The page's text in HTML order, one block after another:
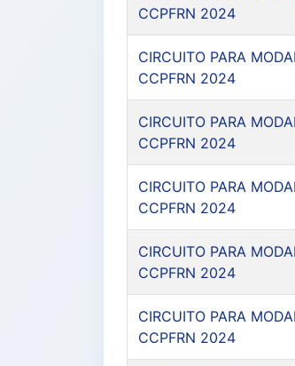
CCPFRN 2024
CIRCUITO PARA
CCPFRN 2024
CIRCUITO PARA
CCPFRN 2024
CIRCUITO PARA
CCPFRN 2024
CIRCUITO PARA
CCPFRN 2024
CIRCUITO PARA
CCPFRN 2024